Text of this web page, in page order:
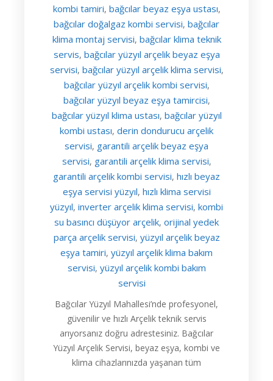
kombi tamiri, bağcılar beyaz eşya ustası,
bağcılar doğalgaz kombi servisi, bağcılar
klima montaj servisi, bağcılar klima teknik
servis, bağcılar yüzyıl arçelik beyaz eşya
servisi, bağcılar yüzyıl arçelik klima servisi,
bağcılar yüzyıl arçelik kombi servisi,
bağcılar yüzyıl beyaz eşya tamircisi,
bağcılar yüzyıl klima ustası, bağcılar yüzyıl
kombi ustası, derin dondurucu arçelik
servisi, garantili arçelik beyaz eşya
servisi, garantili arçelik klima servisi,
garantili arçelik kombi servisi, hızlı beyaz
eşya servisi yüzyıl, hızlı klima servisi
yüzyıl, inverter arçelik klima servisi, kombi
su basıncı düşüyor arçelik, orijinal yedek
parça arçelik servisi, yüzyıl arçelik beyaz
eşya tamiri, yüzyıl arçelik klima bakım
servisi, yüzyıl arçelik kombi bakım
servisi
Bağcılar Yüzyıl Mahallesi’nde profesyonel,
güvenilir ve hızlı Arçelik teknik servis
arıyorsanız doğru adrestesiniz. Bağcılar
Yüzyıl Arçelik Servisi, beyaz eşya, kombi ve
klima cihazlarınızda yaşanan tüm